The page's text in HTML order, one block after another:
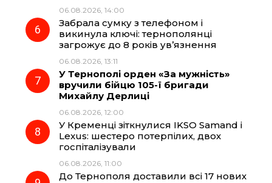
06.08.2026, 14:00
Забрала сумку з телефоном і
викинула ключі: тернополянці
загрожує до 8 років ув’язнення
06.08.2026, 13:11
У Тернополі орден «За мужність»
вручили бійцю 105-ї бригади
Михайлу Дерлиці
06.08.2026, 12:00
У Кременці зіткнулися IKSO Samand і
Lexus: шестеро потерпілих, двох
госпіталізували
06.08.2026, 11:00
До Тернополя доставили всі 17 нових